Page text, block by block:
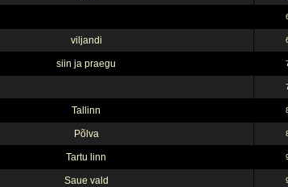
viljandi
siin ja praegu
Tallinn
Põlva
Tartu linn
Saue vald